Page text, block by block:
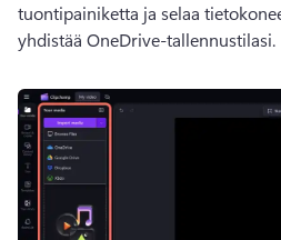
tuontipainiketta ja selaa
yhdistää OneDrive-tallennustilasi.